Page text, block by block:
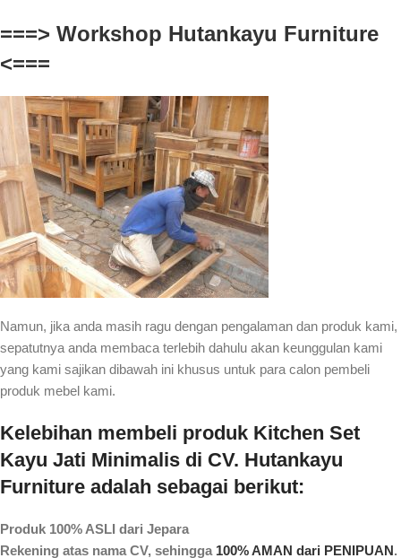
===> Workshop Hutankayu Furniture
<===
Namun, jika anda masih ragu dengan pengalaman dan produk kami,
sepatutnya anda membaca terlebih dahulu akan keunggulan kami
yang kami sajikan dibawah ini khusus untuk para calon pembeli
produk mebel kami.
Kelebihan membeli produk Kitchen Set
Kayu Jati Minimalis di CV. Hutankayu
Furniture adalah sebagai berikut:
Produk 100% ASLI dari Jepara
Rekening atas nama CV, sehingga 100% AMAN dari PENIPUAN.